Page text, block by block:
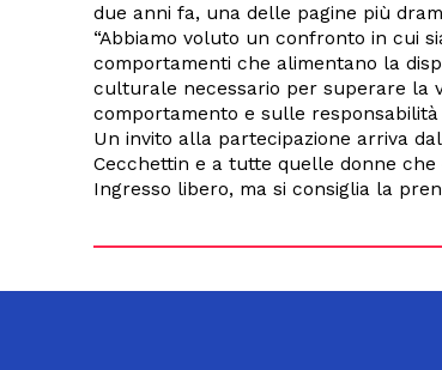
due anni fa, una delle pagine più
“Abbiamo voluto un confronto in cui
comportamenti che alimentano la
culturale necessario per superare la
comportamento e sulle responsabilità
Un invito alla partecipazione arriva
Cecchettin e a tutte quelle donne
Ingresso libero, ma si consiglia la